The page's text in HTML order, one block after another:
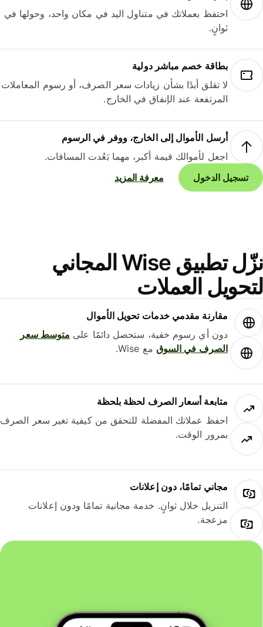
احتفظ بعملاتك في متناول اليد في مكان واحد، وحولها في
ثوانٍ.
بطاقة خصم مباشر دولية
لا تقلق أبدًا بشأن زيادات سعر الصرف، أو رسوم المعاملات
المرتفعة عند الإنفاق في الخارج.
أرسل الأموال إلى الخارج، ووفر في الرسوم
اجعل لأموالك قيمة أكبر، مهما بَعُدت المسافات.
تسجيل الدخول
معرفة المزيد
نزّل تطبيق Wise المجاني
العملات
مقارنة مقدمي خدمات تحويل الأموال
دون أي رسوم خفية، ستحصل دائمًا علىمتوسط ​​سعر
الصرف في السوقمع Wise.
متابعة أسعار الصرف لحظة بلحظة
احفظ عملاتك المفضلة للتحقق من كيفية تغير سعر الصرف
بمرور الوقت.
مجاني تمامًا، دون إعلانات
التنزيل خلال ثوانٍ. خدمة مجانية تمامًا ودون إعلانات
مزعجة.